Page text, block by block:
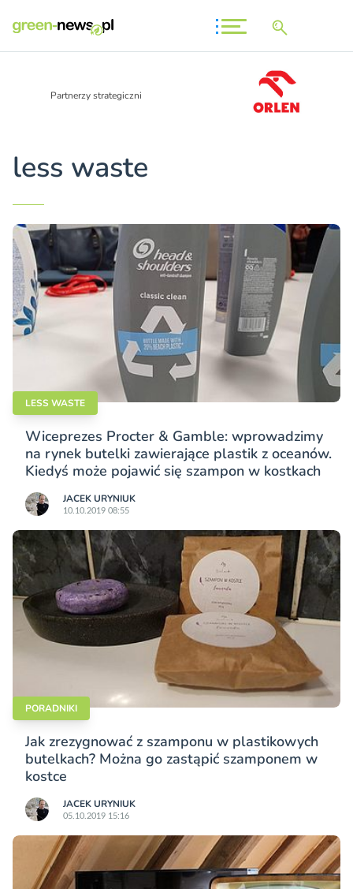
Partnerzy strategiczni
less waste
LESS WASTE
Wiceprezes Procter & Gamble: wprowadzimy
na rynek butelki zawierające plastik z oceanów.
Kiedyś może pojawić się szampon w kostkach
JACEK URYNIUK
10.10.2019 08:55
PORADNIKI
Jak zrezygnować z szamponu w plastikowych
butelkach? Można go zastąpić szamponem w
kostce
JACEK URYNIUK
05.10.2019 15:16